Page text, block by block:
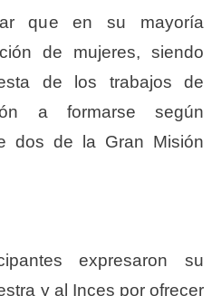
que en su mayoría
de mujeres, siendo
de los trabajos de
a formarse según
dos de la Gran Misión
expresaron su
y al Inces por ofrecer